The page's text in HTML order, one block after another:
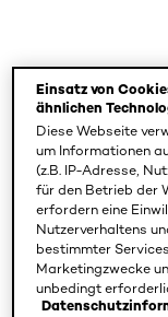
Die
Routine
wünschen,
gezielt auf
wirkendes
Einsatz von
ähnlichen
Diese Webseite
um Informationen
(z.B. IP-Adresse,
für den Betrieb der
erfordern eine
Nutzerverhaltens
bestimmter
Marketingzwecke
unbedingt
akzeptieren") oder